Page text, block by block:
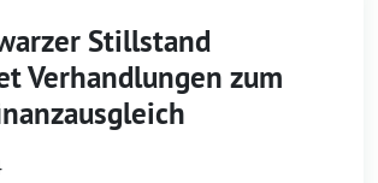
Stillstand
Verhandlungen zum